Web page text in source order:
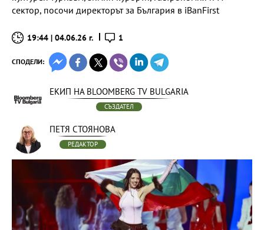
сектор, посочи директорът за България в iBanFirst
19:44 | 04.06.26 г. 1
СПОДЕЛИ:
ЕКИП НА BLOOMBERG TV BULGARIA
СЪЗДАТЕЛ
ПЕТЯ СТОЯНОВА
РЕДАКТОР